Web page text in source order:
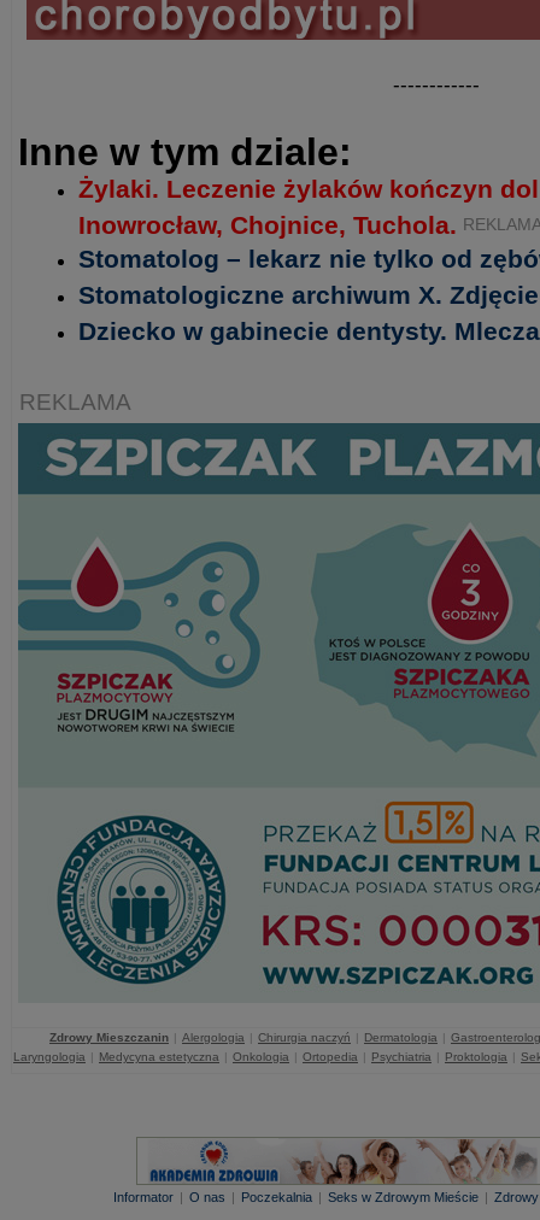
------------
Inne w tym dziale:
Żylaki. Leczenie żylaków kończyn
Inowrocław, Chojnice, Tuchola.
Stomatolog – lekarz nie tylko od
Stomatologiczne archiwum X.
Dziecko w gabinecie dentysty.
REKLAMA
Zdrowy Mieszczanin | Alergologia | Chirurgia naczyń | Dermatologia |
Laryngologia | Medycyna estetyczna | Onkologia | Ortopedia | Psychiatria | Proktologia |
Informator | O nas | Poczekalnia | Seks w Zdrowym Mieście |